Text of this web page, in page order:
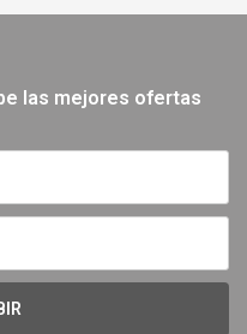
las mejores ofertas